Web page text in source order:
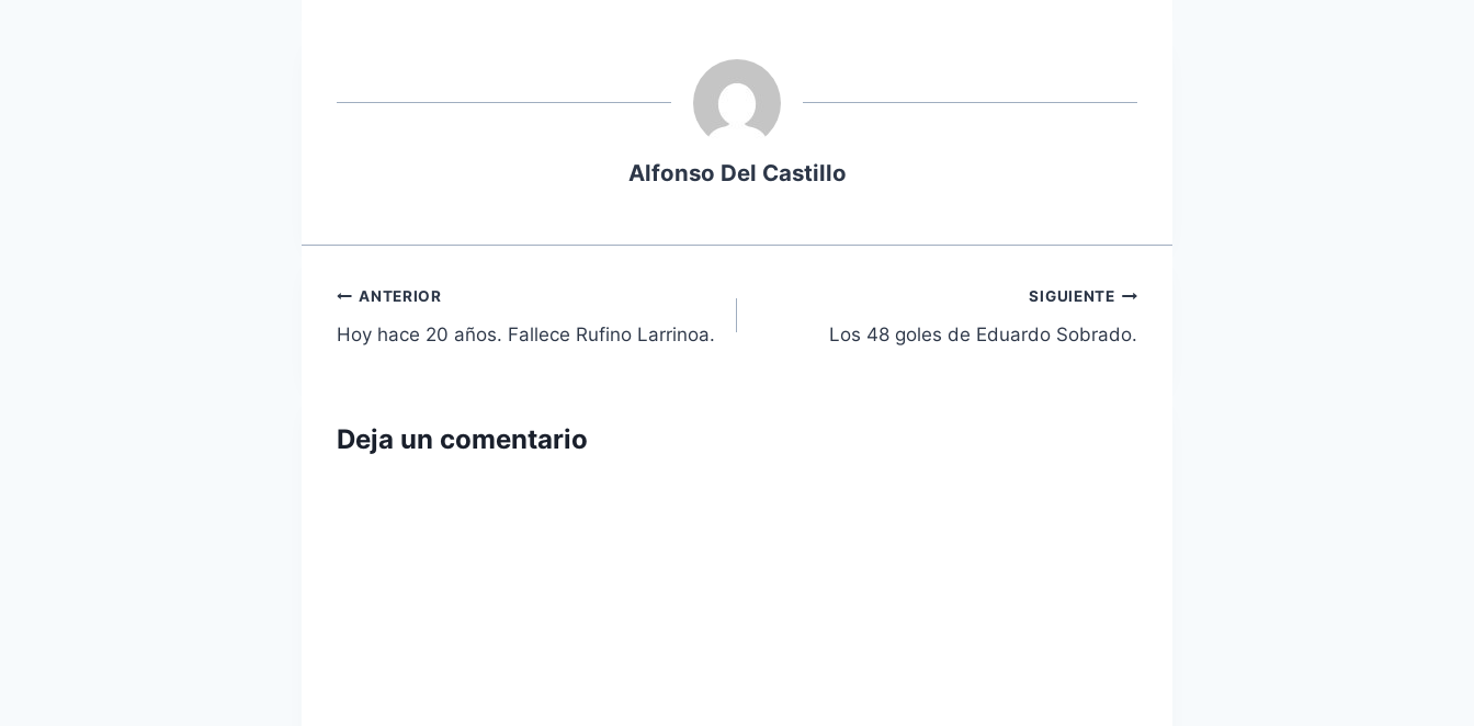
Alfonso Del Castillo
Navegación
de
ANTERIOR
Hoy hace 20 años. Fallece Rufino Larrinoa.
SIGUIENTE
Los 48 goles de Eduardo Sobrado.
Deja un comentario